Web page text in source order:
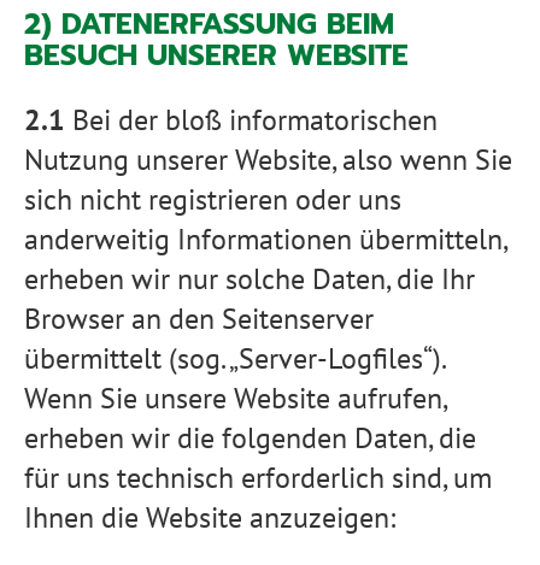
2) DATENERFASSUNG BEIM
BESUCH UNSERER WEBSITE
2.1 Bei der bloß informatorischen
Nutzung unserer Website, also wenn Sie
sich nicht registrieren oder uns
anderweitig Informationen übermitteln,
erheben wir nur solche Daten, die Ihr
Browser an den Seitenserver
übermittelt (sog. „Server-Logfiles“).
Wenn Sie unsere Website aufrufen,
erheben wir die folgenden Daten, die
für uns technisch erforderlich sind, um
Ihnen die Website anzuzeigen: